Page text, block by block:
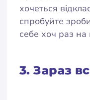
хочеться
спробуйте
себе хоч раз на
3. Зараз